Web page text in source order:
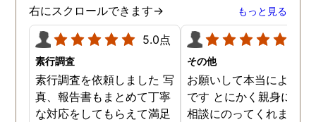
ていただきます。ありがと
うございました。
右にスクロールできます→ もっと見る
5.0点
素行調査
素行調査を依頼しました 写
真、報告書もまとめて丁寧
な対応をしてもらえて満足
その他
お願いして本当によかっ
です とにかく親身にな
相談にのってくれました